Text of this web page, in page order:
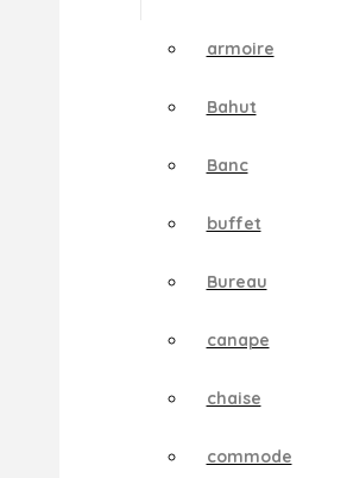
armoire
Bahut
Banc
buffet
Bureau
canape
chaise
commode